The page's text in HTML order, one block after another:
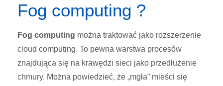
Fog computing ?
Fog computing można traktować jako rozszerzenie
cloud computing. To pewna warstwa procesów
znajdująca się na krawędzi sieci jako przedłużenie
chmury. Można powiedzieć, że „mgła” mieści się